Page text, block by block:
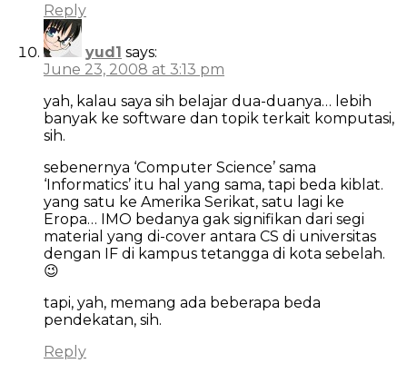
Reply
yud1 says:
June 23, 2008 at 3:13 pm
yah, kalau saya sih belajar dua-duanya… lebih
banyak ke software dan topik terkait komputasi,
sih.
sebenernya ‘Computer Science’ sama
‘Informatics’ itu hal yang sama, tapi beda kiblat.
yang satu ke Amerika Serikat, satu lagi ke
Eropa… IMO bedanya gak signifikan dari segi
material yang di-cover antara CS di universitas
dengan IF di kampus tetangga di kota sebelah.
😉
tapi, yah, memang ada beberapa beda
pendekatan, sih.
Reply